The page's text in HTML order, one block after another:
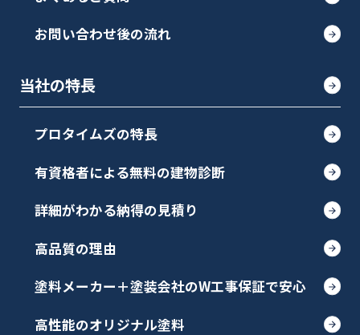
お問い合わせ後の流れ
当社の特長
プロタイムズの特長
有資格者による無料の建物診断
詳細がわかる納得の見積り
高品質の理由
塗料メーカー＋塗装会社のW工事保証で安心
高性能のオリジナル塗料